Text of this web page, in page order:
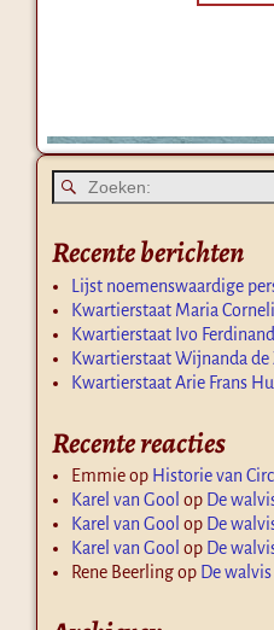
Recente berichten
Lijst noemenswaardige
Kwartierstaat Maria
Kwartierstaat Ivo
Kwartierstaat Wijnanda de
Kwartierstaat Arie Frans
Recente reacties
Emmieop Historie van
Karel van Gool op De
Karel van Gool op De
Karel van Gool op De
Rene Beerlingop De